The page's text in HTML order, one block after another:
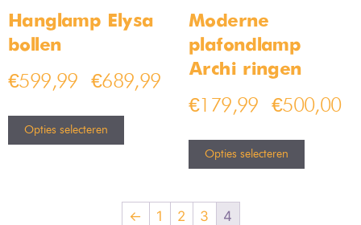
Hanglamp Elysa
bollen
€599,99 €689,99
Opties selecteren
Moderne
plafondlamp
Archi ringen
€179,99 €500,00
Opties selecteren
← 1 2 3 4